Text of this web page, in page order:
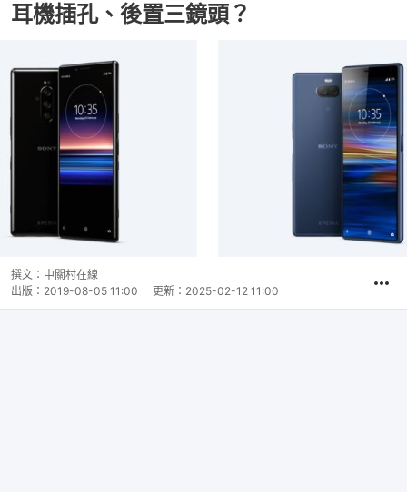
耳機插孔、後置三鏡頭？
撰文： 中關村在線
出版： 2019-08-05 11:00 更新： 2025-02-12 11:00